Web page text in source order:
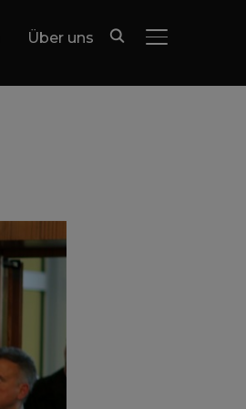
Über uns